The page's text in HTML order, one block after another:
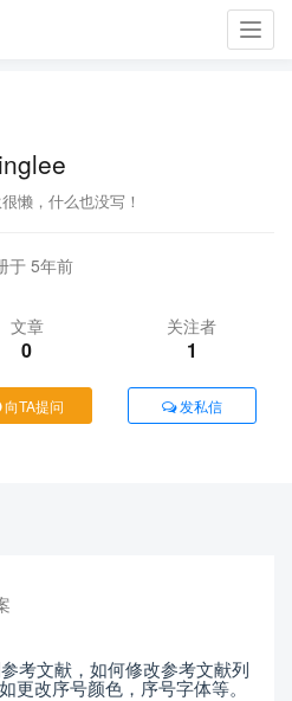
懒，什么也没写！
于 5年前
文章
0
关注者
1
向TA提问 发私信
考文献，如何修改参考文献列
更改序号颜色，序号字体等。